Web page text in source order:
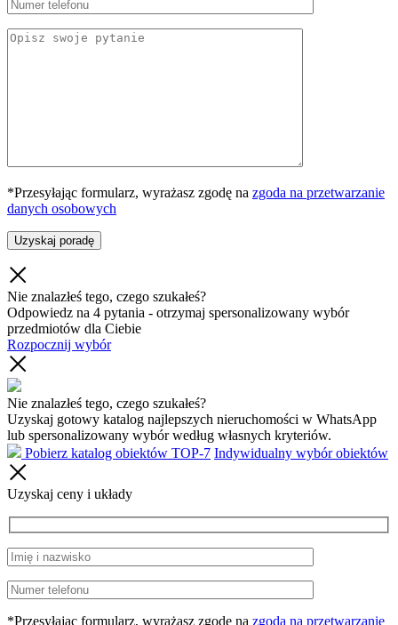
*Przesyłając formularz, wyrażasz zgodę na zgoda na przetwarzanie
danych osobowych
Nie znalazłeś tego, czego szukałeś?
Odpowiedz na 4 pytania - otrzymaj spersonalizowany wybór
przedmiotów dla Ciebie
Rozpocznij wybór
Nie znalazłeś tego, czego szukałeś?
Uzyskaj gotowy katalog najlepszych nieruchomości w WhatsApp
lub spersonalizowany wybór według własnych kryteriów.
Pobierz katalog obiektów TOP-7 Indywidualny wybór obiektów
Uzyskaj ceny i układy
*Przesyłając formularz, wyrażasz zgodę na zgoda na przetwarzanie